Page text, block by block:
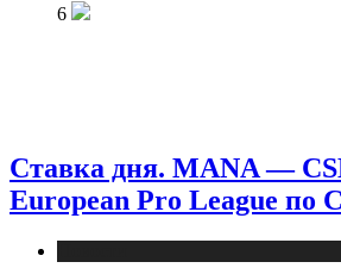
6
Ставка дня. MANA —
European Pro League по